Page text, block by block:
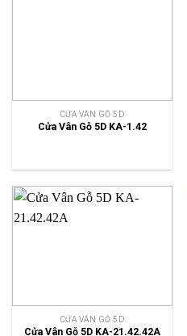
CỬA VÂN GỖ 5D
Cửa Vân Gỗ 5D KA-1.42
CỬA VÂN GỖ 5D
Cửa Vân Gỗ 5D KA-21.42.42A